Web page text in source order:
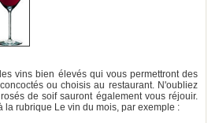
vins bien élevés qui vous permettront des
ou choisis au restaurant. N'oubliez
de soif sauront également vous réjouir.
la rubrique Le vin du mois, par exemple :